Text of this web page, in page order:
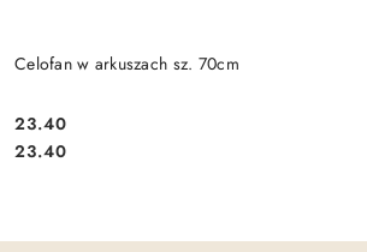
Celofan w arkuszach sz. 70cm
Cena:
23.40
Cena:
23.40